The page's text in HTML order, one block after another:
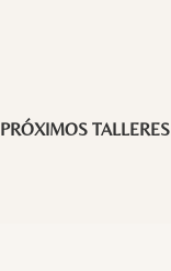
PRÓXIMOS TALLERES